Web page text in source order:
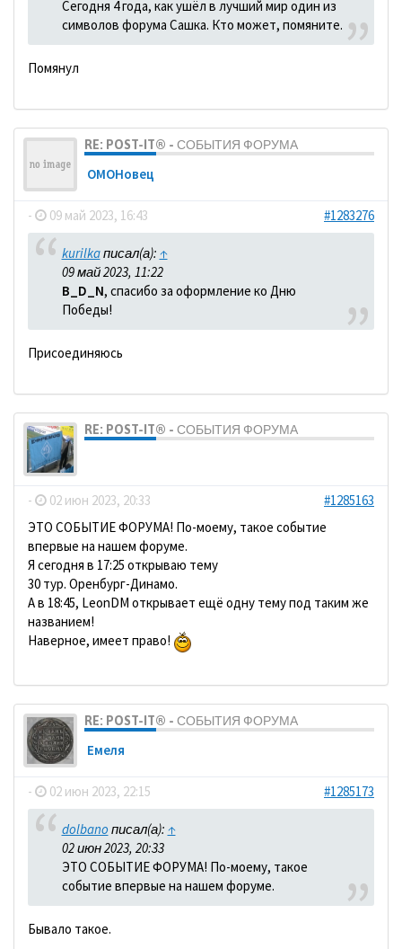
Сегодня 4 года, как ушёл в лучший мир один из
символов форума Сашка. Кто может, помяните.
Помянул
RE: POST-IT® - СОБЫТИЯ ФОРУМА
ОМОНовец
- 09 май 2023, 16:43 #1283276
kurilkaписал(а): ↑
09 май 2023, 11:22
B_D_N, спасибо за оформление ко Дню
Победы!
Присоединяюсь
RE: POST-IT® - СОБЫТИЯ ФОРУМА
- 02 июн 2023, 20:33
#1285163
ЭТО СОБЫТИЕ ФОРУМА! По-моему, такое событие
впервые на нашем форуме.
Я сегодня в 17:25 открываю тему
30 тур. Оренбург-Динамо.
А в 18:45, LeonDM открывает ещё одну тему под таким же
названием!
Наверное, имеет право!
RE: POST-IT® - СОБЫТИЯ ФОРУМА
Емеля
- 02 июн 2023, 22:15 #1285173
dolbano писал(а): ↑
02 июн 2023, 20:33
ЭТО СОБЫТИЕ ФОРУМА! По-моему, такое
событие впервые на нашем форуме.
Бывало такое.